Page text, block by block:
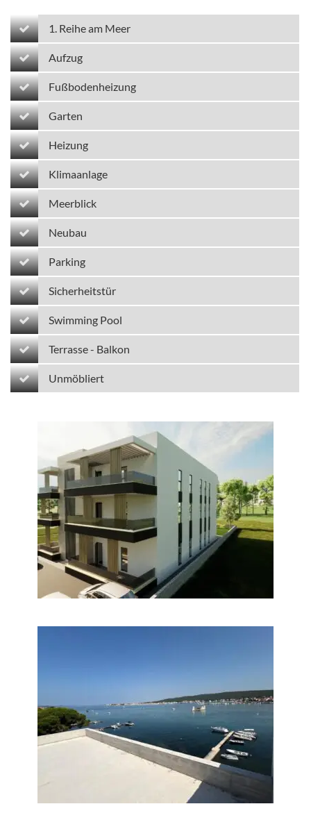
1. Reihe am Meer
Aufzug
Fußbodenheizung
Garten
Heizung
Klimaanlage
Meerblick
Neubau
Parking
Sicherheitstür
Swimming Pool
Terrasse - Balkon
Unmöbliert